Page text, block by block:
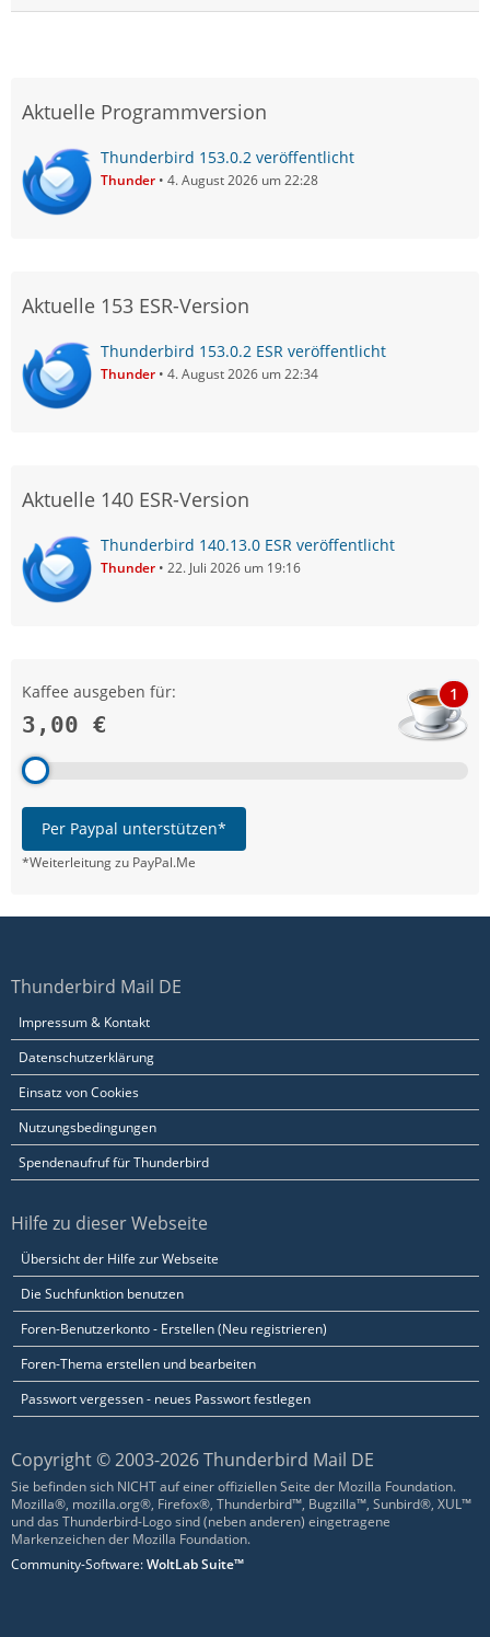
Aktuelle Programmversion
Thunderbird 153.0.2 veröffentlicht
Thunder 4. August 2026 um 22:28
Aktuelle 153 ESR-Version
Thunderbird 153.0.2 ESR veröffentlicht
Thunder 4. August 2026 um 22:34
Aktuelle 140 ESR-Version
Thunderbird 140.13.0 ESR veröffentlicht
Thunder 22. Juli 2026 um 19:16
Kaffee ausgeben für:
3,00 €
1
Per Paypal unterstützen*
*Weiterleitung zu PayPal.Me
Thunderbird Mail DE
Impressum & Kontakt
Datenschutzerklärung
Einsatz von Cookies
Nutzungsbedingungen
Spendenaufruf für Thunderbird
Hilfe zu dieser Webseite
Übersicht der Hilfe zur Webseite
Die Suchfunktion benutzen
Foren-Benutzerkonto - Erstellen (Neu registrieren)
Foren-Thema erstellen und bearbeiten
Passwort vergessen - neues Passwort festlegen
Copyright © 2003-2026 Thunderbird Mail DE
Sie befinden sich NICHT auf einer offiziellen Seite der Mozilla Foundation.
Mozilla®, mozilla.org®, Firefox®, Thunderbird™, Bugzilla™, Sunbird®, XUL™
und das Thunderbird-Logo sind (neben anderen) eingetragene
Markenzeichen der Mozilla Foundation.
Community-Software:WoltLab Suite™